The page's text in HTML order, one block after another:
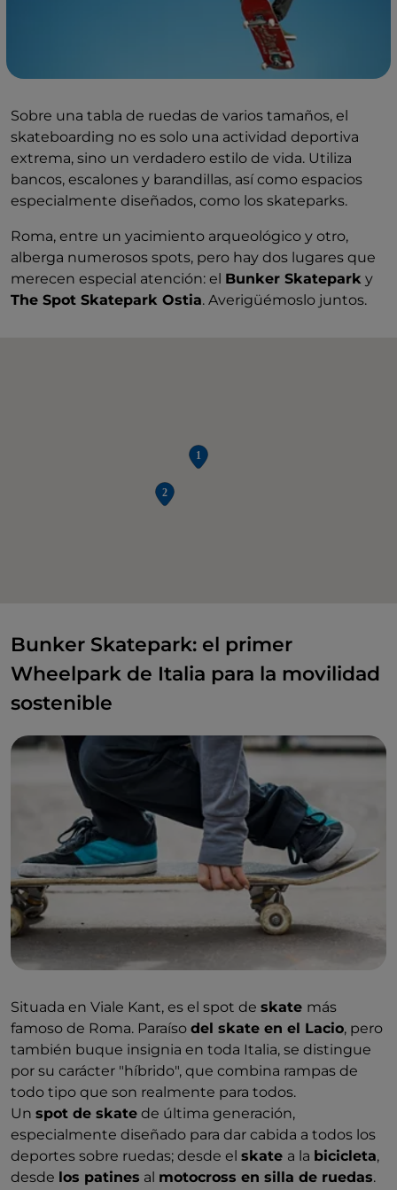
Sobre una tabla de ruedas de varios tamaños, el
skateboarding no es solo una actividad deportiva
extrema, sino un verdadero estilo de vida. Utiliza
bancos, escalones y barandillas, así como espacios
especialmente diseñados, como los skateparks.
Roma, entre un yacimiento arqueológico y otro,
alberga numerosos spots, pero hay dos lugares que
merecen especial atención: el Bunker Skatepark y
The Spot Skatepark Ostia. Averigüémoslo juntos.
Bunker Skatepark: el primer
Wheelpark de Italia para la movilidad
sostenible
Situada en Viale Kant, es el spot de skate más
famoso de Roma. Paraíso del skate en el Lacio, pero
también buque insignia en toda Italia, se distingue
por su carácter "híbrido", que combina rampas de
todo tipo que son realmente para todos.
Un spot de skate de última generación,
especialmente diseñado para dar cabida a todos los
deportes sobre ruedas; desde el skate a la bicicleta,
desde los patines al motocross en silla de ruedas.